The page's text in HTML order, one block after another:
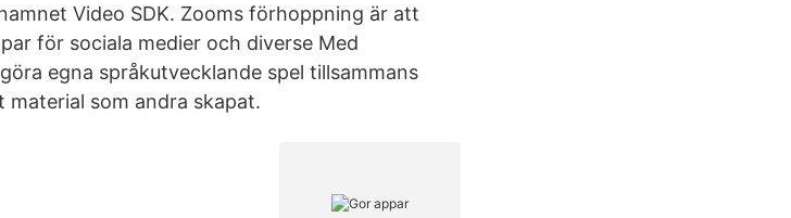
Video SDK. Zooms förhoppning är att
för sociala medier och diverse Med
egna språkutvecklande spel tillsammans
som andra skapat.